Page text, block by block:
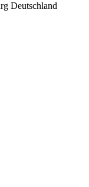
Deutschland